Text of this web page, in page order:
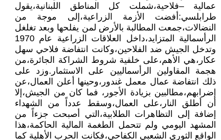
عمالية –فلاحية،شملت كل المناطق اللبنانية،يقول
طرابلسي:أفضت الأزمة الزراعية،إلى موجة من
النضالات،جمعت المطالبة بالأرض لمن يفلحها وبعد تغلغل
الرأسمالية المتزايد،داخل العلاقات الزراعية عام 1970
وتدخل الجيش ضد الفلاحين،وكانت انتفاضة فلاحي سهل
عكار،هي الأهم،على خلفية شروط الشراكة الجائرة،من
هجمة المقاولين الرأسماليين على الاستثمار.وزد على
ذلك انتفاضة عمال معمل غندور،وحينها أعلن العمال،عن
إضرابهم،مطالبين بزيادة الأجور، فما كان من الجيش،إلا
أن أطلق النار،على العمال،وسقط عدداً من الشهداء
إضافة إلى التظاهرات الطلابية،التي أصبحت جزءاً من
المشهد اليومي ولم تتحمل الطغمة المالية الحاكمة،هذا
الواقع الثوري الشعبي الكفاحي،فكانت الحرب الأهلية كما